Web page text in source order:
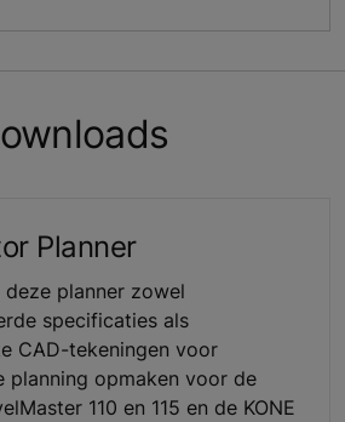
Planner
deze planner zowel
specificaties als
CAD-tekeningen voor
planning opmaken voor de
110 en 115 en de KONE